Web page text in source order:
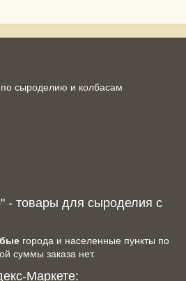
сыроделию и колбасам
- товары для сыроделия с
города и населенные пункты по
суммы заказа нет.
Маркете: